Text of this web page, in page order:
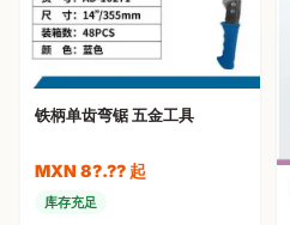
铁柄单齿弯锯 五金工具
MXN 8?.?? 起
库存充足